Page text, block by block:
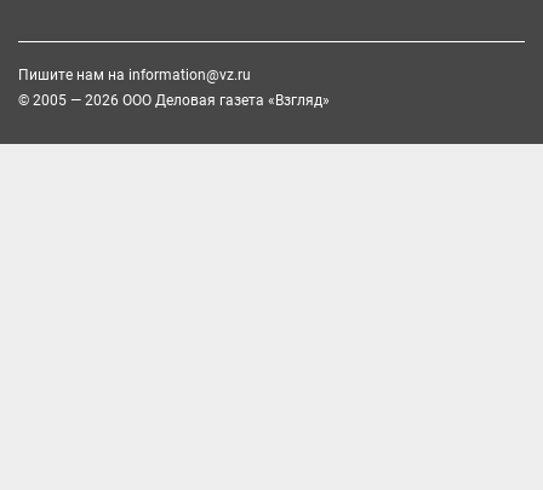
Пишите нам на information@vz.ru
© 2005 — 2026 ООО Деловая газета «Взгляд»